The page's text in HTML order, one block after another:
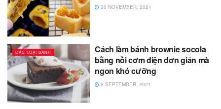
30 NOVEMBER, 2021
CÁC LOẠI BÁNH
Cách làm bánh brownie socola
bằng nồi cơm điện đơn giản mà
ngon khó cưỡng
8 SEPTEMBER, 2021